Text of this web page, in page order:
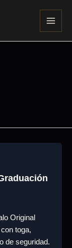
Original
toga,
de seguridad.